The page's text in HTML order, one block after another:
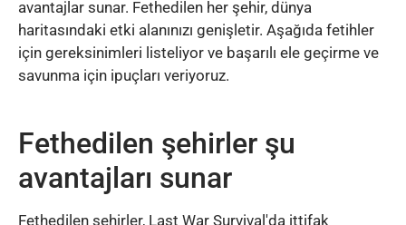
avantajlar sunar. Fethedilen her şehir, dünya
haritasındaki etki alanınızı genişletir. Aşağıda fetihler
için gereksinimleri listeliyor ve başarılı ele geçirme ve
savunma için ipuçları veriyoruz.
Fethedilen şehirler şu
avantajları sunar
Fethedilen şehirler, Last War Survival'da ittifak